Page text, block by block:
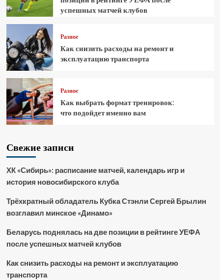
успешных матчей клубов
Разное
Как снизить расходы на ремонт и
эксплуатацию транспорта
Разное
Как выбрать формат тренировок:
что подойдет именно вам
Свежие записи
ХК «Сибирь»: расписание матчей, календарь игр и
история новосибирского клуба
Трёхкратный обладатель Кубка Стэнли Сергей Брылин
возглавил минское «Динамо»
Беларусь поднялась на две позиции в рейтинге УЕФА
после успешных матчей клубов
Как снизить расходы на ремонт и эксплуатацию
транспорта